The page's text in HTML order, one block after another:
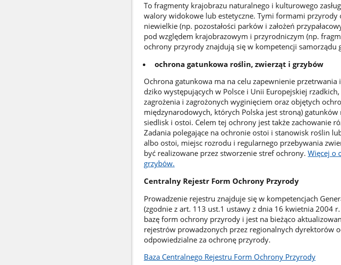
To fragmenty krajobrazu naturalnego i kulturowego
walory widokowe lub estetyczne. Tymi formami przyrody
niewielkie (np. pozostałości parków i założeń
pod względem krajobrazowym i przyrodniczym (np.
ochrony przyrody znajdują się w kompetencji samorządu
ochrona gatunkowa roślin, zwierząt i grzybów
Ochrona gatunkowa ma na celu zapewnienie przetrwania
dziko występujących w Polsce i Unii Europejskiej
zagrożenia i zagrożonych wyginięciem oraz objętych
międzynarodowych, których Polska jest stroną)
siedlisk i ostoi. Celem tej ochrony jest także zachowanie
Zadania polegające na ochronie ostoi i stanowisk roślin
albo ostoi, miejsc rozrodu i regularnego przebywania
być realizowane przez stworzenie stref ochrony. Więcej o
grzybów.
Centralny Rejestr Form Ochrony Przyrody
Prowadzenie rejestru znajduje się w kompetencjach
(zgodnie z art. 113 ust.1 ustawy z dnia 16 kwietnia 2004
bazę form ochrony przyrody i jest na bieżąco
rejestrów prowadzonych przez regionalnych dyrektorów
odpowiedzialne za ochronę przyrody.
Baza Centralnego Rejestru Form Ochrony Przyrody